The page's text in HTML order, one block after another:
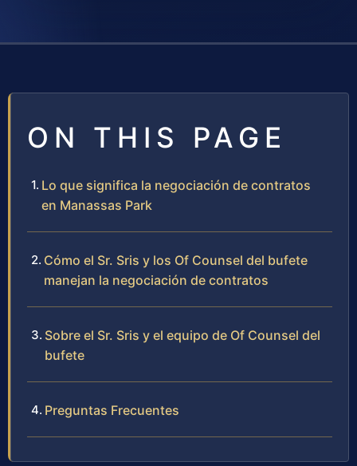
ON THIS PAGE
Lo que significa la negociación de contratos
en Manassas Park
Cómo el Sr. Sris y los Of Counsel del bufete
manejan la negociación de contratos
Sobre el Sr. Sris y el equipo de Of Counsel del
bufete
Preguntas Frecuentes